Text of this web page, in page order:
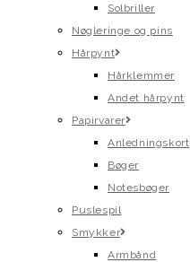
Solbriller
Nøgleringe og pins
Hårpynt
Hårklemmer
Andet hårpynt
Papirvarer
Anledningskort
Bøger
Notesbøger
Puslespil
Smykker
Armbånd